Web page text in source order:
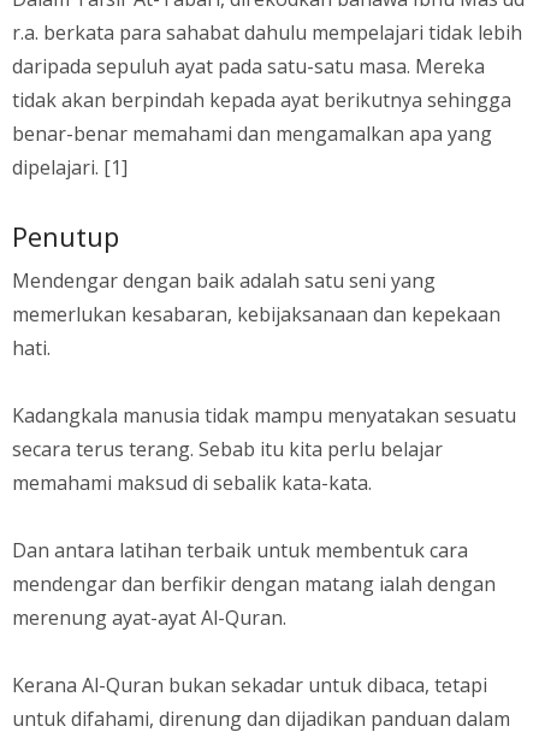
r.a. berkata para sahabat dahulu mempelajari tidak lebih
daripada sepuluh ayat pada satu-satu masa. Mereka
tidak akan berpindah kepada ayat berikutnya sehingga
benar-benar memahami dan mengamalkan apa yang
dipelajari. [1]
Penutup
Mendengar dengan baik adalah satu seni yang
memerlukan kesabaran, kebijaksanaan dan kepekaan
hati.
Kadangkala manusia tidak mampu menyatakan sesuatu
secara terus terang. Sebab itu kita perlu belajar
memahami maksud di sebalik kata-kata.
Dan antara latihan terbaik untuk membentuk cara
mendengar dan berfikir dengan matang ialah dengan
merenung ayat-ayat Al-Quran.
Kerana Al-Quran bukan sekadar untuk dibaca, tetapi
untuk difahami, direnung dan dijadikan panduan dalam